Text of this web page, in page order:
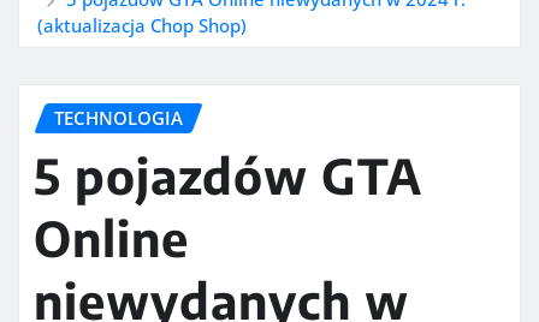
(aktualizacja Chop Shop)
TECHNOLOGIA
5 pojazdów GTA
Online
niewydanych w